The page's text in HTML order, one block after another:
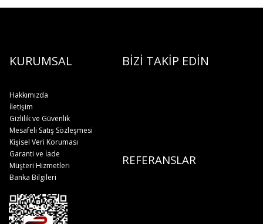
KURUMSAL BİZİ TAKİP EDİN
Hakkımızda
İletişim
Gizlilik ve Güvenlik
Mesafeli Satış Sözleşmesi
Kişisel Veri Koruması
REFERANSLAR
Garanti ve İade
Müşteri Hizmetleri
Banka Bilgileri